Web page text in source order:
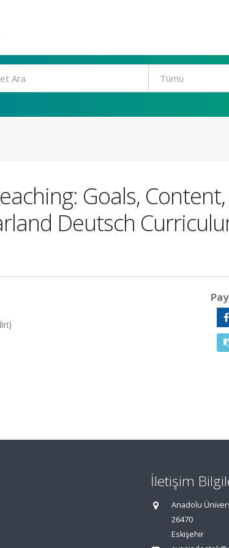
Goals,
Deutsch
İletişim
Anadolu
26470
Eskişehir